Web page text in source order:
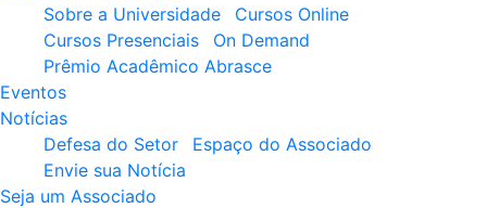
Sobre a Universidade
Cursos Online
Cursos Presenciais
On Demand
Prêmio Acadêmico Abrasce
Eventos
Notícias
Defesa do Setor
Espaço do Associado
Envie sua Notícia
Seja um Associado